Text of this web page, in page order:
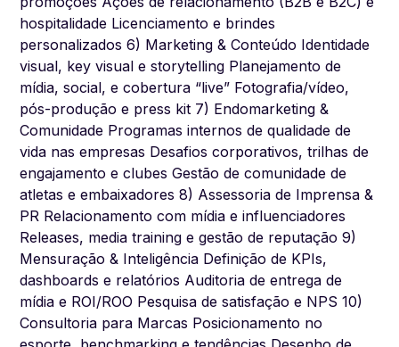
hospitalidade Licenciamento e brindes
personalizados 6) Marketing & Conteúdo Identidade
visual, key visual e storytelling Planejamento de
mídia, social, e cobertura “live” Fotografia/vídeo,
pós-produção e press kit 7) Endomarketing &
Comunidade Programas internos de qualidade de
vida nas empresas Desafios corporativos, trilhas de
engajamento e clubes Gestão de comunidade de
atletas e embaixadores 8) Assessoria de Imprensa &
PR Relacionamento com mídia e influenciadores
Releases, media training e gestão de reputação 9)
Mensuração & Inteligência Definição de KPIs,
dashboards e relatórios Auditoria de entrega de
mídia e ROI/ROO Pesquisa de satisfação e NPS 10)
Consultoria para Marcas Posicionamento no